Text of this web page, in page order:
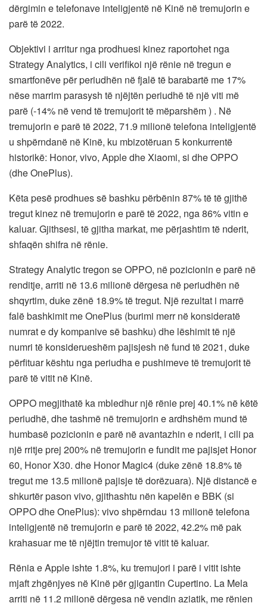
dërgimin e telefonave inteligjentë në Kinë në tremujorin e
parë të 2022.
Objektivi i arritur nga prodhuesi kinez raportohet nga
Strategy Analytics, i cili verifikoi një rënie në tregun e
smartfonëve për periudhën në fjalë të barabartë me 17%
nëse marrim parasysh të njëjtën periudhë të një viti më
parë (-14% në vend të tremujorit të mëparshëm ) . Në
tremujorin e parë të 2022, 71.9 milionë telefona inteligjentë
u shpërndanë në Kinë, ku mbizotëruan 5 konkurrentë
historikë: Honor, vivo, Apple dhe Xiaomi, si dhe OPPO
(dhe OnePlus).
Këta pesë prodhues së bashku përbënin 87% të të gjithë
tregut kinez në tremujorin e parë të 2022, nga 86% vitin e
kaluar. Gjithsesi, të gjitha markat, me përjashtim të nderit,
shfaqën shifra në rënie.
Strategy Analytic tregon se OPPO, në pozicionin e parë në
renditje, arriti në 13.6 milionë dërgesa në periudhën në
shqyrtim, duke zënë 18.9% të tregut. Një rezultat i marrë
falë bashkimit me OnePlus (burimi merr në konsideratë
numrat e dy kompanive së bashku) dhe lëshimit të një
numri të konsiderueshëm pajisjesh në fund të 2021, duke
përfituar kështu nga periudha e pushimeve të tremujorit të
parë të vitit në Kinë.
OPPO megjithatë ka mbledhur një rënie prej 40.1% në këtë
periudhë, dhe tashmë në tremujorin e ardhshëm mund të
humbasë pozicionin e parë në avantazhin e nderit, i cili pa
një rritje prej 200% në tremujorin e fundit me pajisjet Honor
60, Honor X30. dhe Honor Magic4 (duke zënë 18.8% të
tregut me 13.5 milionë pajisje të dorëzuara). Një distancë e
shkurtër pason vivo, gjithashtu nën kapelën e BBK (si
OPPO dhe OnePlus): vivo shpërndau 13 milionë telefona
inteligjentë në tremujorin e parë të 2022, 42.2% më pak
krahasuar me të njëjtin tremujor të vitit të kaluar.
Rënia e Apple ishte 1.8%, ku tremujori i parë i vitit ishte
mjaft zhgënjyes në Kinë për gjigantin Cupertino. La Mela
arriti në 11.2 milionë dërgesa në vendin aziatik, me rënien